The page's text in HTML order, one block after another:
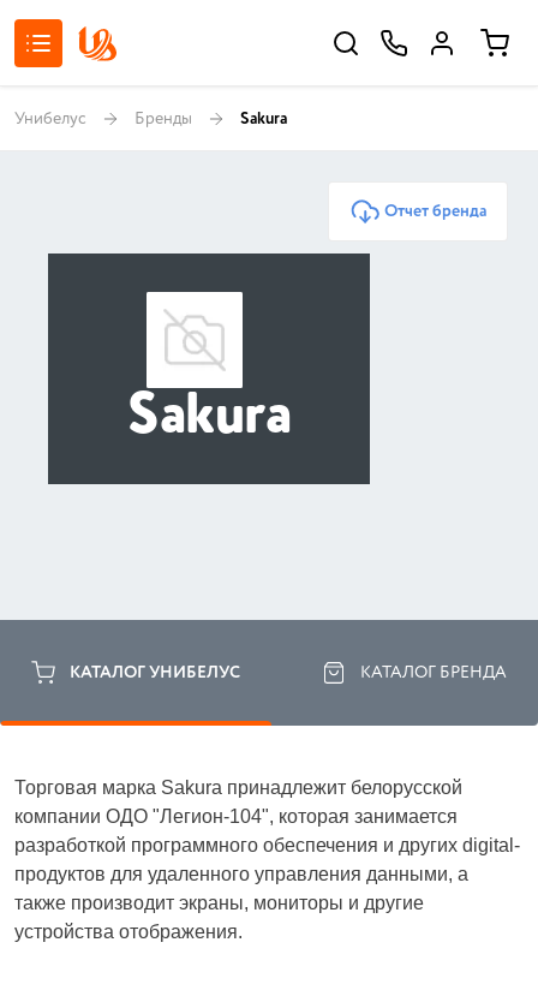
Унибелус Бренды Sakura
Отчет бренда
Sakura
КАТАЛОГ УНИБЕЛУС КАТАЛОГ БРЕНДА
Торговая марка Sakura принадлежит белорусской
компании ОДО "Легион-104", которая занимается
разработкой программного обеспечения и других digital-
продуктов для удаленного управления данными, а
также производит экраны, мониторы и другие
устройства отображения.